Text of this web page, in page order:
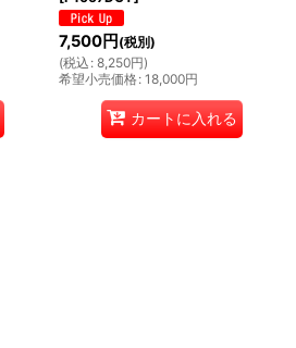
7,500円 (税別)
(税込 : 8,250円)
希望小売価格: 18,000円
カートに入れる